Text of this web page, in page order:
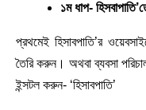
১ম ধাপ-
প্রথমেই হিসাবপাতি’র
তৈরি করুন। অথবা ব্যবসা
ইন্সটল করুন- ‘হিসাবপাতি’